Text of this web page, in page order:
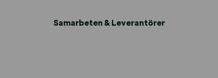
Samarbeten & Leverantörer